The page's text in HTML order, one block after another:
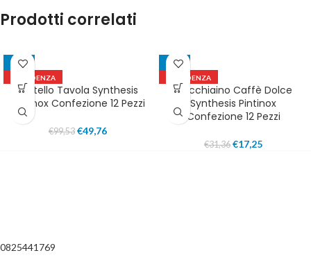
Prodotti correlati
-50%
IN EVIDENZA
Coltello Tavola Synthesis
Pintinox Confezione 12 Pezzi
€99,53 €49,76
-45%
IN EVIDENZA
Cucchiaino Caffè Dolce
Synthesis Pintinox
Confezione 12 Pezzi
€31,36 €17,25
0825441769